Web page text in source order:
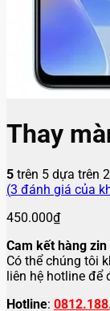
Thay
5 trên 5 dựa trên 2
(3 đánh giá của
450.000₫
Cam kết hàng
Có thể chúng tôi
liên hệ hotline để
Hotline: